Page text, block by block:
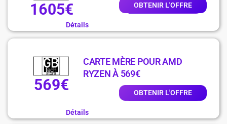
1605€ OBTENIR L'OFFRE
Détails
569€
CARTE MÈRE POUR AMD
RYZEN À 569€
OBTENIR L'OFFRE
Détails